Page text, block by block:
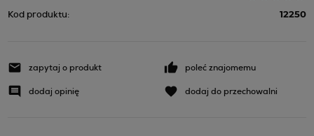
Kod produktu:
12250
zapytaj o produkt poleć znajomemu
dodaj opinię dodaj do przechowalni